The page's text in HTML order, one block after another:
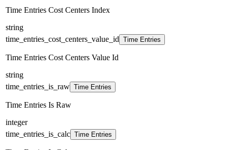
Time Entries Cost Centers Index
string
time_entries_cost_centers_value_id Time Entries
Time Entries Cost Centers Value Id
string
time_entries_is_raw Time Entries
Time Entries Is Raw
integer
time_entries_is_calc Time Entries